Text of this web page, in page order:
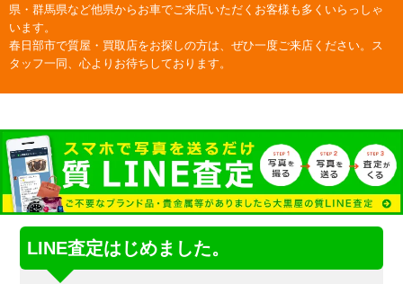
県・群馬県など他県からお車でご来店いただくお客様も多くいらっしゃ
います。
春日部市で質屋・買取店をお探しの方は、ぜひ一度ご来店ください。ス
タッフ一同、心よりお待ちしております。
LINE査定はじめました。